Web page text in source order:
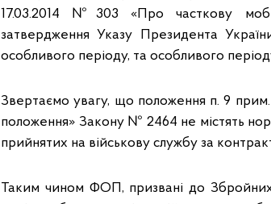
17.03.2014 №303 «Про часткову
затвердження Указу Президента
особливого періоду, та особливого
Звертаємо увагу, що положення п. 9 прим.
положення» Закону № 2464 не містять
прийнятих на військову службу за
Таким чином ФОП, призвані до Збройних